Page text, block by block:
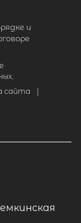
и
сайта